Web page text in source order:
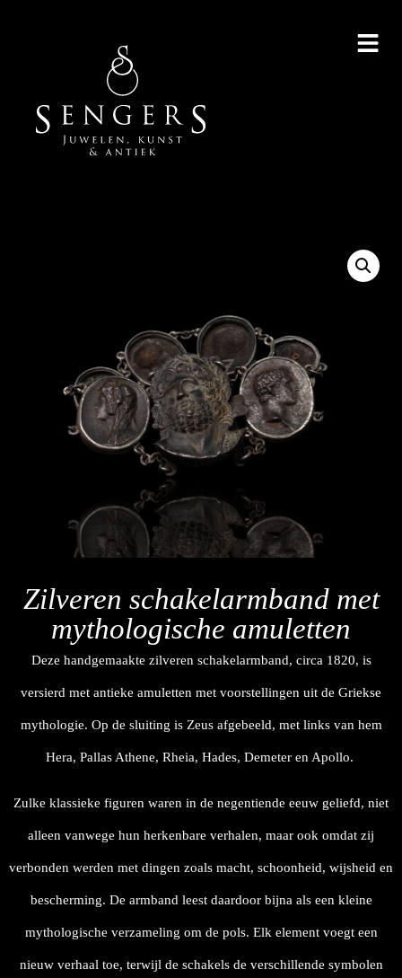
Zilveren schakelarmband met
mythologische amuletten
Deze handgemaakte zilveren schakelarmband, circa 1820, is
versierd met antieke amuletten met voorstellingen uit de Griekse
mythologie. Op de sluiting is Zeus afgebeeld, met links van hem
Hera, Pallas Athene, Rheia, Hades, Demeter en Apollo.
Zulke klassieke figuren waren in de negentiende eeuw geliefd, niet
alleen vanwege hun herkenbare verhalen, maar ook omdat zij
verbonden werden met dingen zoals macht, schoonheid, wijsheid en
bescherming. De armband leest daardoor bijna als een kleine
mythologische verzameling om de pols. Elk element voegt een
nieuw verhaal toe, terwijl de schakels de verschillende symbolen